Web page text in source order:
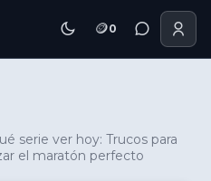
🪙0
serie ver hoy: Trucos para
el maratón perfecto